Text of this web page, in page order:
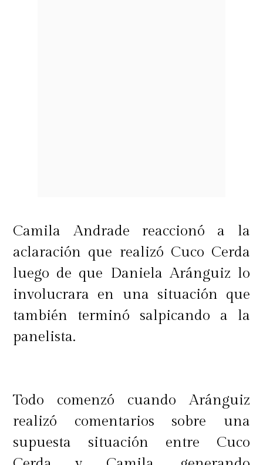
Camila Andrade reaccionó a la
aclaración que realizó Cuco Cerda
luego de que Daniela Aránguiz lo
involucrara en una situación que
también terminó salpicando a la
panelista.
Todo comenzó cuando Aránguiz
realizó comentarios sobre una
supuesta situación entre Cuco